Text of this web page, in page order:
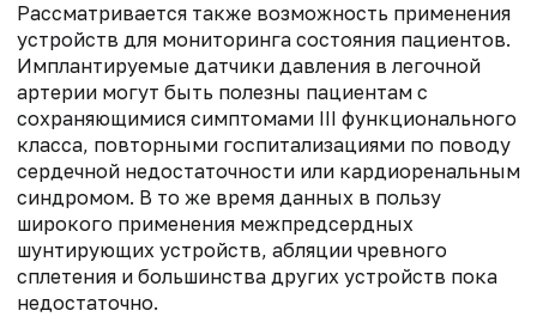
Рассматривается также возможность применения
устройств для мониторинга состояния пациентов.
Имплантируемые датчики давления в легочной
артерии могут быть полезны пациентам с
сохраняющимися симптомами III функционального
класса, повторными госпитализациями по поводу
сердечной недостаточности или кардиоренальным
синдромом. В то же время данных в пользу
широкого применения межпредсердных
шунтирующих устройств, абляции чревного
сплетения и большинства других устройств пока
недостаточно.